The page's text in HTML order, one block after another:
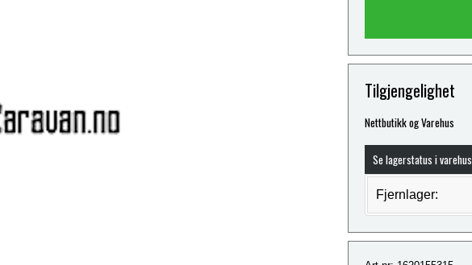
Tilgjengelighet
Nettbutikk og Varehus
Se lagerstatus i varehus
Fjernlager: